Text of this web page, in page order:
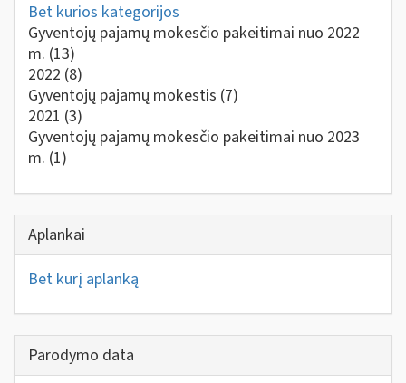
Bet kurios kategorijos
Gyventojų pajamų mokesčio pakeitimai nuo 2022
m. (13)
2022 (8)
Gyventojų pajamų mokestis (7)
2021 (3)
Gyventojų pajamų mokesčio pakeitimai nuo 2023
m. (1)
Aplankai
Bet kurį aplanką
Parodymo data